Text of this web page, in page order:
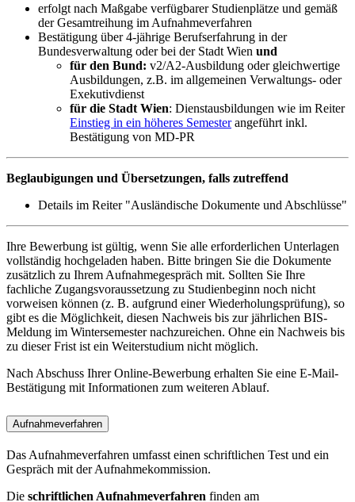
erfolgt nach Maßgabe verfügbarer Studienplätze und gemäß
der Gesamtreihung im Aufnahmeverfahren
Bestätigung über 4-jährige Berufserfahrung in der
Bundesverwaltung oder bei der Stadt Wien und
für den Bund: v2/A2-Ausbildung oder gleichwertige
Ausbildungen, z.B. im allgemeinen Verwaltungs- oder
Exekutivdienst
für die Stadt Wien: Dienstausbildungen wie im Reiter
Einstieg in ein höheres Semesterangeführt inkl.
Bestätigung von MD-PR
Beglaubigungen und Übersetzungen, falls zutreffend
Details im Reiter "Ausländische Dokumente und Abschlüsse"
Ihre Bewerbung ist gültig, wenn Sie alle erforderlichen Unterlagen
vollständig hochgeladen haben. Bitte bringen Sie die Dokumente
zusätzlich zu Ihrem Aufnahmegespräch mit. Sollten Sie Ihre
fachliche Zugangsvoraussetzung zu Studienbeginn noch nicht
vorweisen können (z. B. aufgrund einer Wiederholungsprüfung), so
gibt es die Möglichkeit, diesen Nachweis bis zur jährlichen BIS-
Meldung im Wintersemester nachzureichen. Ohne ein Nachweis bis
zu dieser Frist ist ein Weiterstudium nicht möglich.
Nach Abschuss Ihrer Online-Bewerbung erhalten Sie eine E-Mail-
Bestätigung mit Informationen zum weiteren Ablauf.
Aufnahmeverfahren
Das Aufnahmeverfahren umfasst einen schriftlichen Test und ein
Gespräch mit der Aufnahmekommission.
Die schriftlichen Aufnahmeverfahren finden am